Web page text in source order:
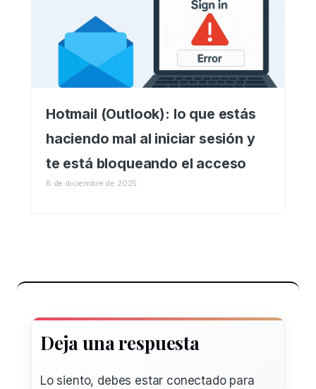
Hotmail (Outlook): lo que estás
haciendo mal al iniciar sesión y
te está bloqueando el acceso
8 de diciembre de 2025
Deja una respuesta
Lo siento, debes estar conectadopara